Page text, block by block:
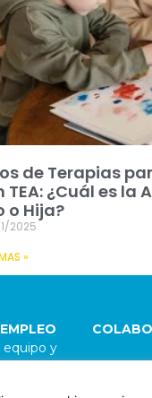
de Terapias
TEA: ¿Cuál es
o Hija?
2025
»
y
explorar